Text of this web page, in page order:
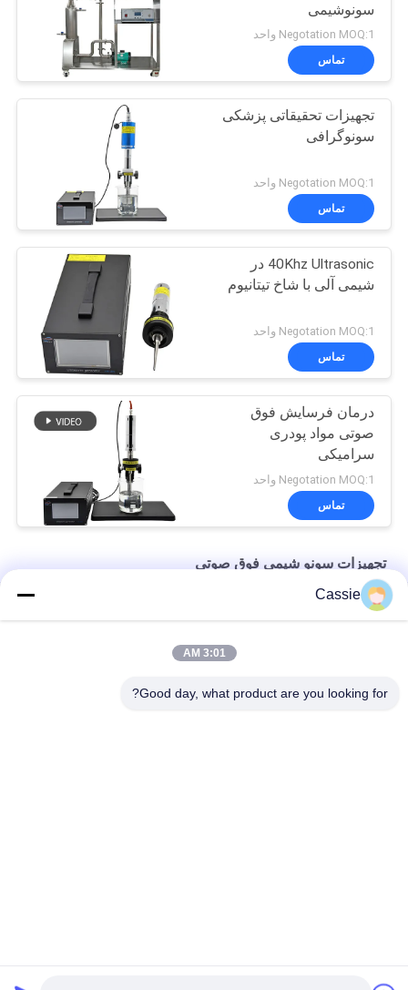
سونوشیمی
Negotation MOQ:1 واحد
تماس
تجهیزات تحقیقاتی پزشکی
سونوگرافی
Negotation MOQ:1 واحد
تماس
40Khz Ultrasonic در
شیمی آلی با شاخ تیتانیوم
Negotation MOQ:1 واحد
تماس
درمان فرسایش فوق
صوتی مواد پودری
سرامیکی
Negotation MOQ:1 واحد
تماس
تجهیزات سونو شیمی فوق صوتی
20Khz 1200w تجهیزات استخراج فوق صوتی سطح آزمایشی
Cassie
3:01 AM
Good day, what product are you looking for?